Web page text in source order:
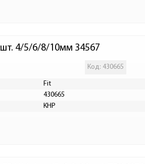
4/5/6/8/10мм 34567
Код: 430665
Fit
430665
КНР